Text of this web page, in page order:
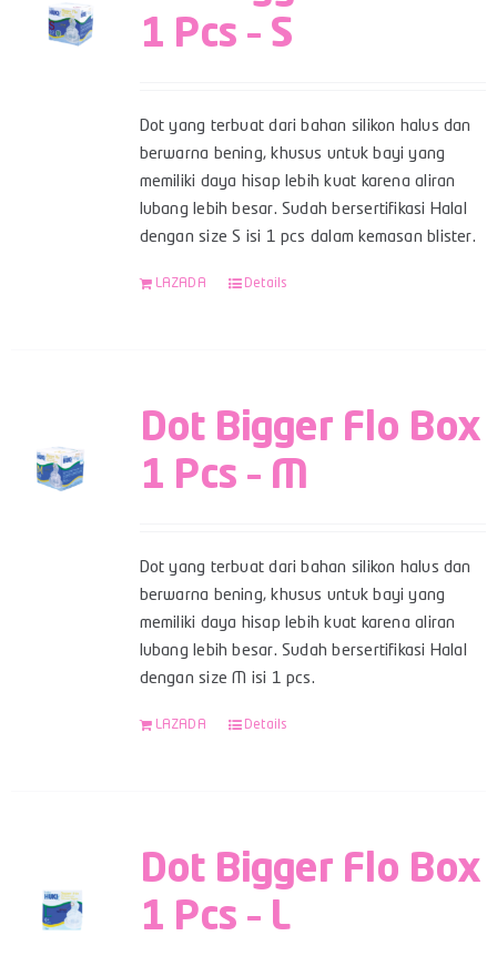
1 Pcs – S
Dot yang terbuat dari bahan silikon halus dan
berwarna bening, khusus untuk bayi yang
memiliki daya hisap lebih kuat karena aliran
lubang lebih besar. Sudah bersertifikasi Halal
dengan size S isi 1 pcs dalam kemasan blister.
LAZADA Details
Dot Bigger Flo Box
1 Pcs – M
Dot yang terbuat dari bahan silikon halus dan
berwarna bening, khusus untuk bayi yang
memiliki daya hisap lebih kuat karena aliran
lubang lebih besar. Sudah bersertifikasi Halal
dengan size M isi 1 pcs.
LAZADA Details
Dot Bigger Flo Box
1 Pcs – L